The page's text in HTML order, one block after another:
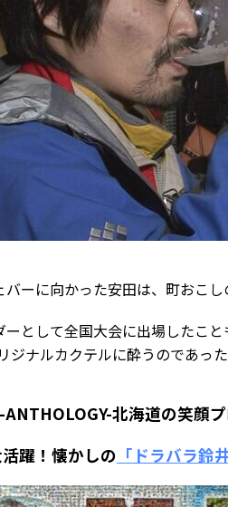
ーに向かった安田は、町おこ
として全国大会に出場したこ
ナルカクテルに酔うのであった
北海道の笑顔
躍！懐かしの 「ドラバラ鈴